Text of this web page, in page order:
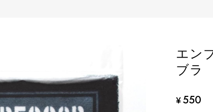
エン
ブラ
¥550